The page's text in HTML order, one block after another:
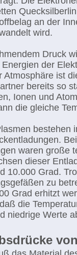
an der
wird.
Druck
der
Atmosphäre ist
bereits so
Ionen und
die gleiche
bestehen
waren große
dieser
10.000 Grad.
zu
Grad erhitzt
die
niedrige Werte